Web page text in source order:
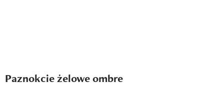
Paznokcie żelowe ombre